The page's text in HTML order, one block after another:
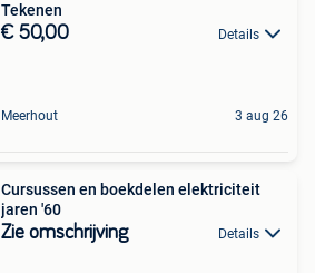
Tekenen
€ 50,00 Details
Meerhout 3 aug 26
Cursussen en boekdelen elektriciteit
jaren '60
Zie omschrijving Details